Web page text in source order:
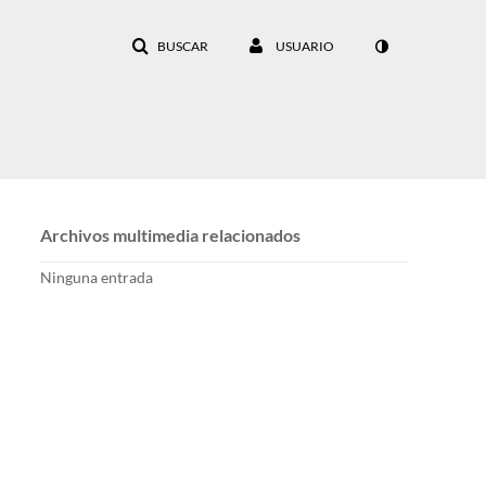
BUSCAR USUARIO
Archivos multimedia relacionados
Ninguna entrada